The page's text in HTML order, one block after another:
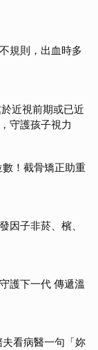
規則，出血時多
近視前期或已近
守護孩子視力
！截骨矯正助重
子非菸、檳、
護下一代 傳遞溫
看病醫一句「妳